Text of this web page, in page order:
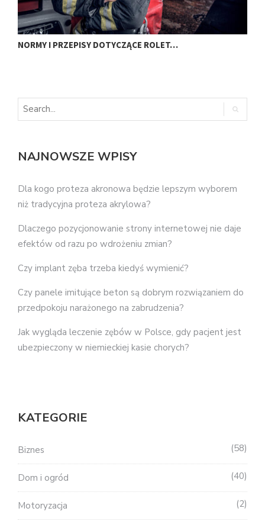
NORMY I PRZEPISY DOTYCZĄCE ROLET…
NAJNOWSZE WPISY
Dla kogo proteza akronowa będzie lepszym wyborem
niż tradycyjna proteza akrylowa?
Dlaczego pozycjonowanie strony internetowej nie daje
efektów od razu po wdrożeniu zmian?
Czy implant zęba trzeba kiedyś wymienić?
Czy panele imitujące beton są dobrym rozwiązaniem do
przedpokoju narażonego na zabrudzenia?
Jak wygląda leczenie zębów w Polsce, gdy pacjent jest
ubezpieczony w niemieckiej kasie chorych?
KATEGORIE
Biznes 58
Dom i ogród 40
Motoryzacja 2